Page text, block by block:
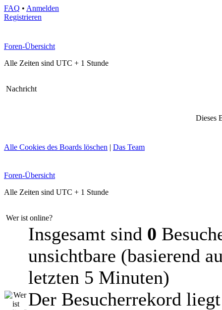
FAQ • Anmelden
Registrieren
Foren-Übersicht
Alle Zeiten sind UTC + 1 Stunde
Nachricht
Dieses
Alle Cookies des Boards löschen | Das Team
Foren-Übersicht
Alle Zeiten sind UTC + 1 Stunde
Wer ist online?
Insgesamt sind 0
unsichtbare (basierend
letzten 5 Minuten)
Der Besucherrekord